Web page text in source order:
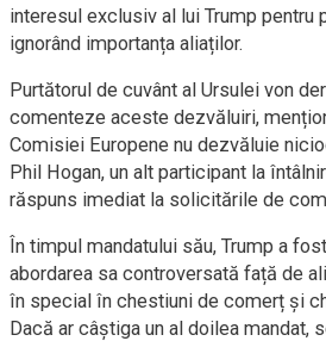
interesul exclusiv al lui Trump pentru
ignorând importanța aliaților.
Purtătorul de cuvânt al Ursulei von
comenteze aceste dezvăluiri,
Comisiei Europene nu dezvăluie
Phil Hogan, un alt participant la
răspuns imediat la solicitările de
În timpul mandatului său, Trump a
abordarea sa controversată față de
în special în chestiuni de comerț și
Dacă ar câștiga un al doilea mandat,